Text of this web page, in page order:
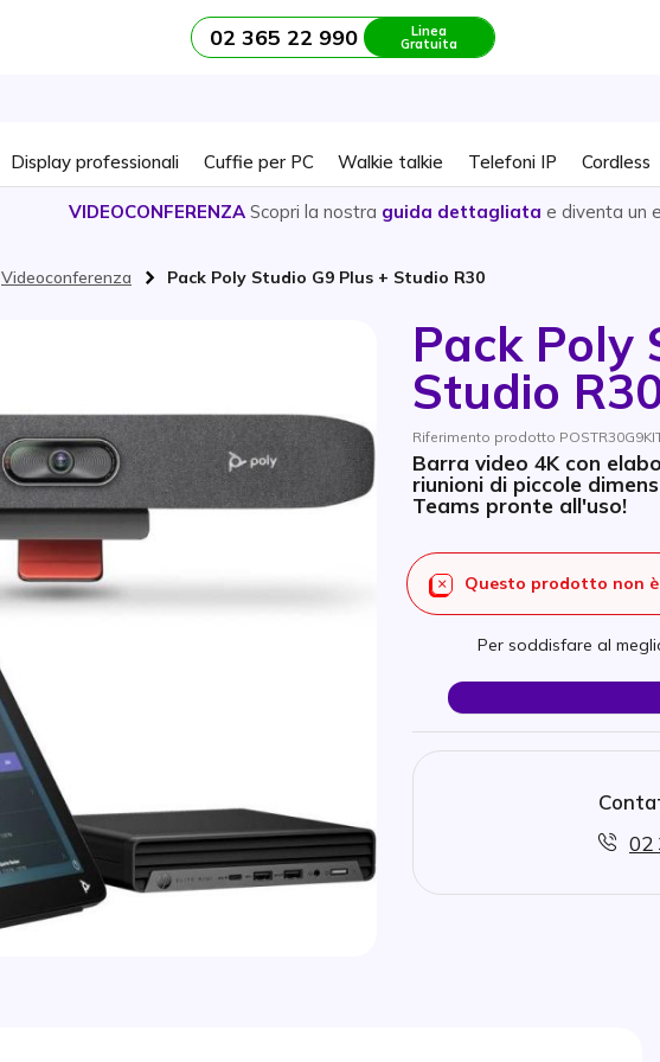
02 365 22 990 Linea
Gratuita
Display professionali Cuffie per PC Walkie talkie Telefoni IP Cordless
VIDEOCONFERENZA Scopri la nostra guida dettagliata e diventa un
Videoconferenza Pack Poly Studio G9 Plus + Studio R30
Pack Poly
Studio
Riferimento prodotto
Barra video 4K con
riunioni di piccole
Teams pronte all'uso!
Questo prodotto non
Per soddisfare al
02